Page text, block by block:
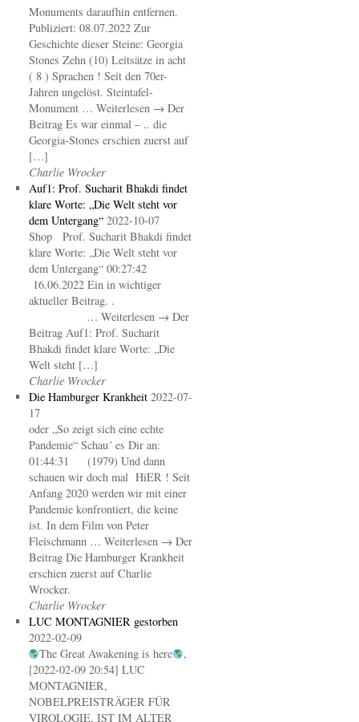
Monuments daraufhin entfernen.
Publiziert: 08.07.2022 Zur
Geschichte dieser Steine: Georgia
Stones Zehn (10) Leitsätze in acht
( 8 ) Sprachen ! Seit den 70er-
Jahren ungelöst. Steintafel-
Monument … Weiterlesen → Der
Beitrag Es war einmal – .. die
Georgia-Stones erschien zuerst auf
[…]
Charlie Wrocker
Auf1: Prof. Sucharit Bhakdi findet
klare Worte: „Die Welt steht vor
dem Untergang“ 2022-10-07
Shop Prof. Sucharit Bhakdi findet
klare Worte: „Die Welt steht vor
dem Untergang“ 00:27:42
16.06.2022 Ein in wichtiger
aktueller Beitrag. .
… Weiterlesen → Der
Beitrag Auf1: Prof. Sucharit
Bhakdi findet klare Worte: „Die
Welt steht […]
Charlie Wrocker
Die Hamburger Krankheit 2022-07-
17
oder „So zeigt sich eine echte
Pandemie“ Schau´ es Dir an:
01:44:31 (1979) Und dann
schauen wir doch mal HiER ! Seit
Anfang 2020 werden wir mit einer
Pandemie konfrontiert, die keine
ist. In dem Film von Peter
Fleischmann … Weiterlesen → Der
Beitrag Die Hamburger Krankheit
erschien zuerst auf Charlie
Wrocker.
Charlie Wrocker
LUC MONTAGNIER gestorben
2022-02-09
The Great Awakening is here
,
[2022-02-09 20:54] LUC
MONTAGNIER,
NOBELPREISTRÄGER FÜR
VIROLOGIE, IST IM ALTER